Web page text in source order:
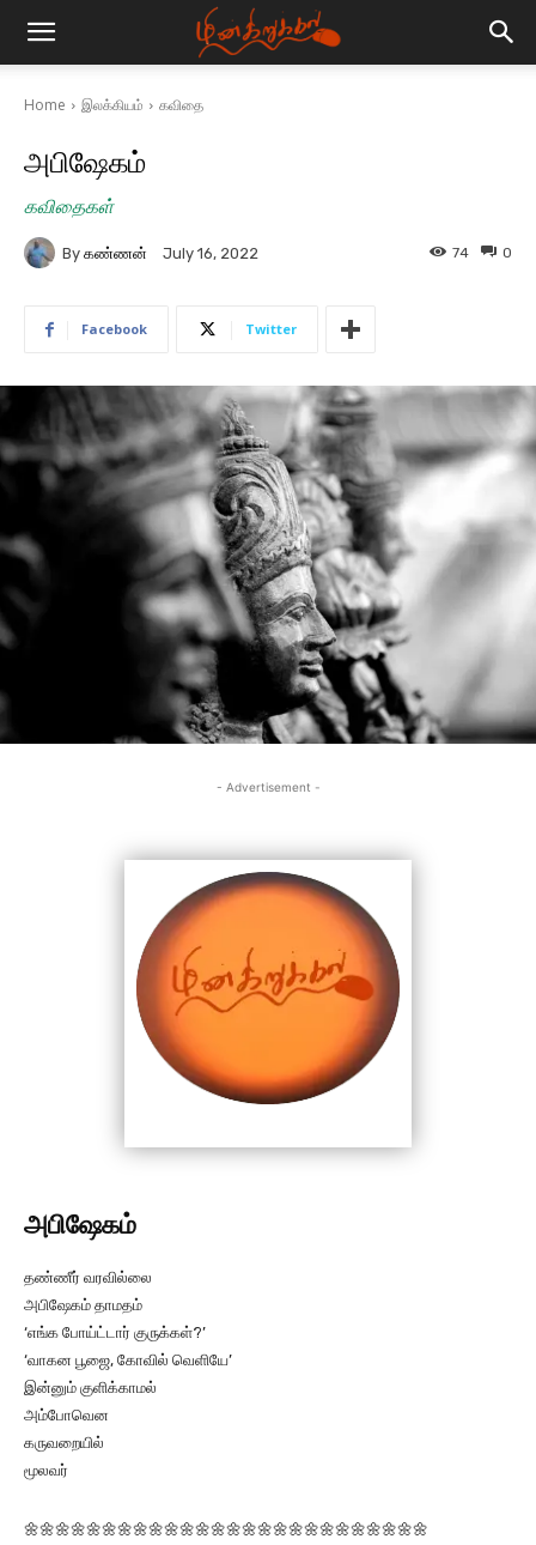
Home இலக்கியம் கவிதை
அபிஷேகம்
கவிதைகள்
By கண்ணன் July 16, 2022 0
74
Facebook Twitter
- Advertisement -
அபிஷேகம்
தண்ணீர் வரவில்லை
அபிஷேகம் தாமதம்
‘எங்க போய்ட்டார் குருக்கள்?’
‘வாகன பூஜை, கோவில் வெளியே’
இன்னும் குளிக்காமல்
அம்போவென
கருவறையில்
மூலவர்
🌼🌼🌼🌼🌼🌼🌼🌼🌼🌼🌼🌼🌼🌼🌼🌼🌼🌼🌼🌼🌼🌼🌼🌼🌼🌼